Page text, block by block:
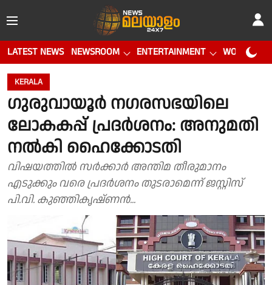
LATEST NEWS NEWSROOM ENTERTAINMENT WORLD CUP
KERALA
ഗുരുവായൂർ നഗരസഭയിലെ
ലോകകപ്പ് പ്രദർശനം: അനുമതി
നൽകി ഹൈക്കോടതി
വിഷയത്തിൽ സർക്കാർ അന്തിമ തീരുമാനം
എടുക്കും വരെ പ്രദർശനം തുടരാമെന്ന് ജസ്റ്റിസ്
പി.വി. കുഞ്ഞികൃഷ്ണൻ...